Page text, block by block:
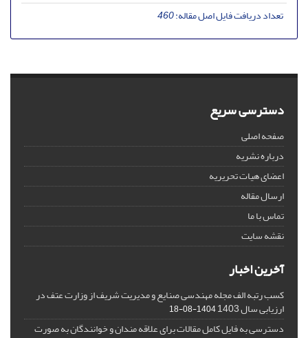
تعداد دریافت فایل اصل مقاله:460
دسترسی سریع
صفحه اصلی
درباره نشریه
اعضای هیات تحریریه
ارسال مقاله
تماس با ما
نقشه سایت
آخرین اخبار
کسب رتبه الف مجله مهندسی صنایع و مدیریت شریف از وزارت عتف در
ارزیابی سال 1403 1404-08-18
دسترسی به فایل کامل مقالات برای علاقه مندان و خوانندگان به صورت